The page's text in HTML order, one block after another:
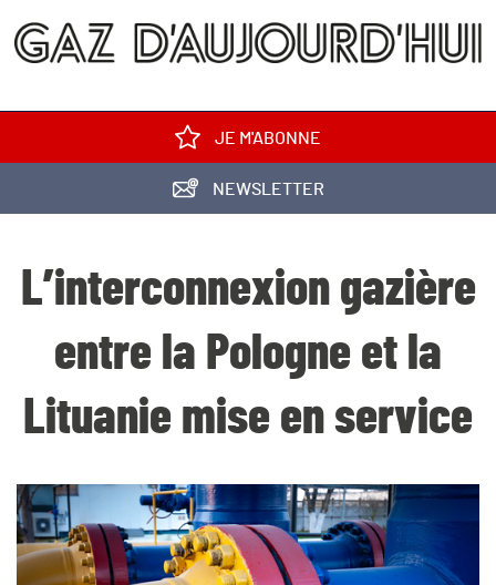
JE M'ABONNE
NEWSLETTER
L’interconnexion gazière
entre la Pologne et la
Lituanie mise en service